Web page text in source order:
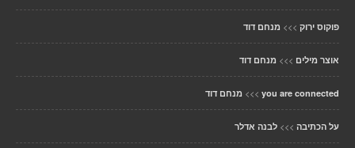
פוקוס ירוק >>> מנחם דוד
אוצר מילים >>> מנחם דוד
you are connected
>>> מנחם דוד
על הכתיבה >>> לבנה אדלר